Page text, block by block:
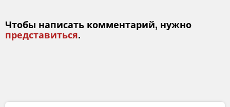
Чтобы написать комментарий, нужно
представиться.